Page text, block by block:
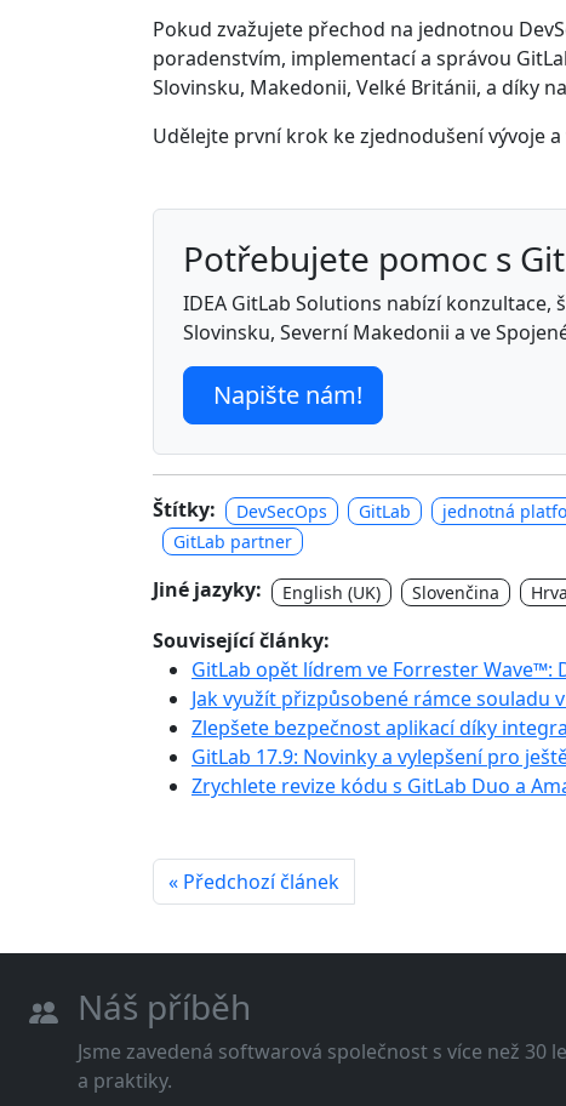
Pokud zvažujete přechod na jednotnou
poradenstvím, implementací a správou
Slovinsku, Makedonii, Velké Británii, a díky
Udělejte první krok ke zjednodušení vývoje
Potřebujete pomoc s
IDEA GitLab Solutions nabízí konzultace,
Slovinsku, Severní Makedonii a ve
Napište nám!
Štítky: DevSecOps GitLab jednotná
GitLab partner
Jiné jazyky: English (UK) Slovenčina
Související články:
GitLab opět lídrem ve Forrester Wave™:
Jak využít přizpůsobené rámce souladu
Zlepšete bezpečnost aplikací díky
GitLab 17.9: Novinky a vylepšení pro
Zrychlete revize kódu s GitLab Duo a
« Předchozí článek
Náš příběh
Jsme zavedená softwarová společnost s více než
a praktiky.